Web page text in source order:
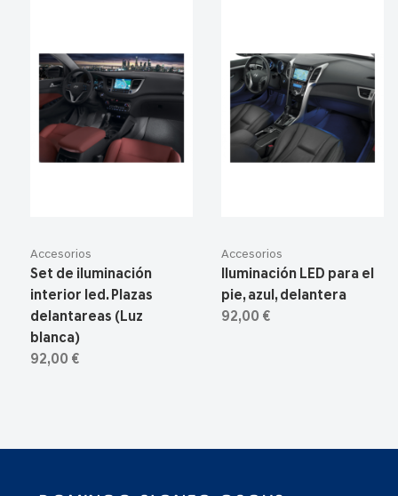
Accesorios
Set de iluminación
interior led. Plazas
delantareas (Luz
blanca)
92,00 €
Accesorios
Iluminación LED para el
pie, azul, delantera
92,00 €